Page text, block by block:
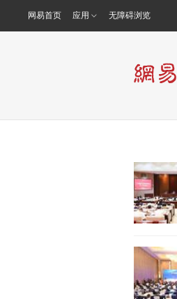
网易首页 应用 无障碍浏览